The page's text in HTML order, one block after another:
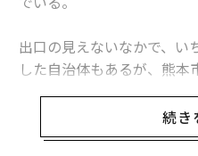
出口の見えないなかで、い
した自治体もあるが、熊
市など一部に限られており
大きな格差が広がるばかり
続き